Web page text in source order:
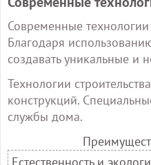
Современные
Благодаря
создавать уникальные и
Технологии
конструкций.
службы дома.
Естественность и